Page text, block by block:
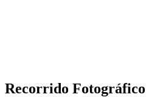
Recorrido Fotográfico